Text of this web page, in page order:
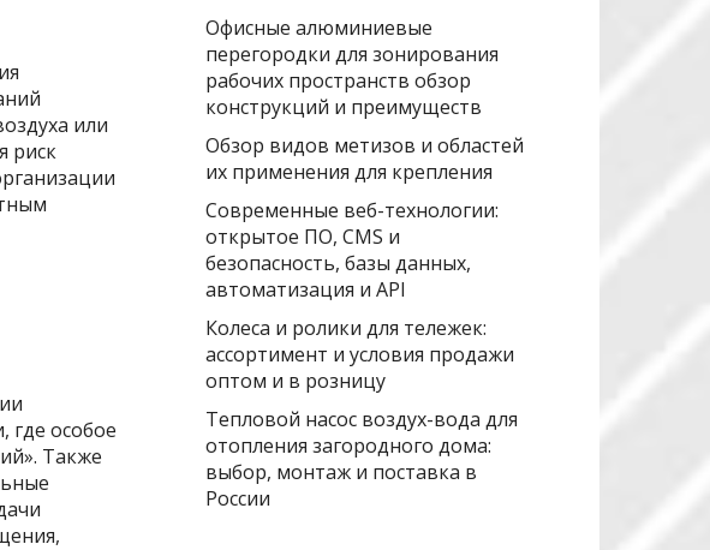
или
риск
где особое
Также
Офисные алюминиевые
перегородки для зонирования
рабочих пространств обзор
конструкций и преимуществ
Обзор видов метизов и областей
их применения для крепления
Современные веб-технологии:
открытое ПО, CMS и
безопасность, базы данных,
автоматизация и API
Колеса и ролики для тележек:
ассортимент и условия продажи
оптом и в розницу
Тепловой насос воздух-вода для
отопления загородного дома:
выбор, монтаж и поставка в
России